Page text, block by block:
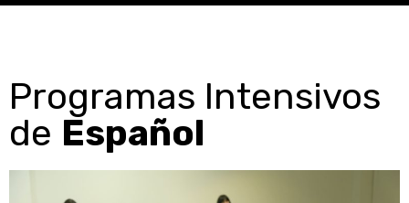
Programas Intensivos
de Español